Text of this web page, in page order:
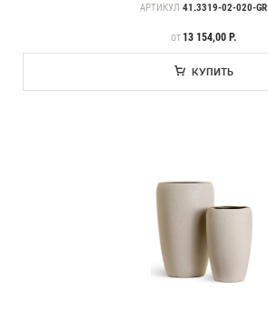
АРТИКУЛ 41.3319-02-020-GR
ЦЕНА
ОТ 13 154,00 Р.
КУПИТЬ